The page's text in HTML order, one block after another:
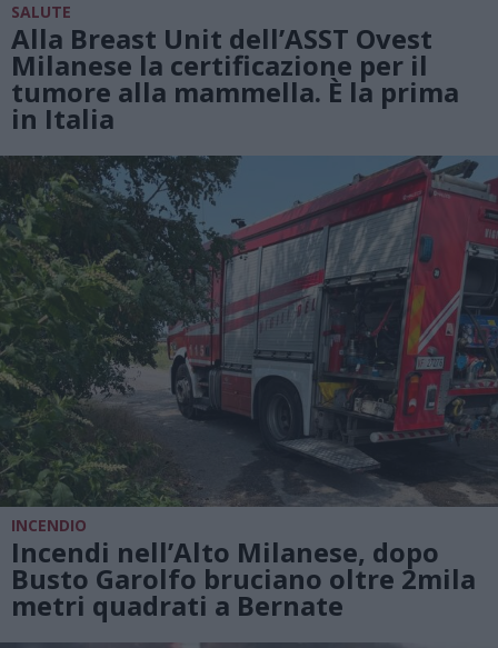
SALUTE
Alla Breast Unit dell’ASST Ovest
Milanese la certificazione per il
tumore alla mammella. È la prima
in Italia
INCENDIO
Incendi nell’Alto Milanese, dopo
Busto Garolfo bruciano oltre 2mila
metri quadrati a Bernate